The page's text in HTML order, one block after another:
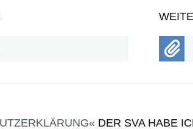
DER SVA HABE